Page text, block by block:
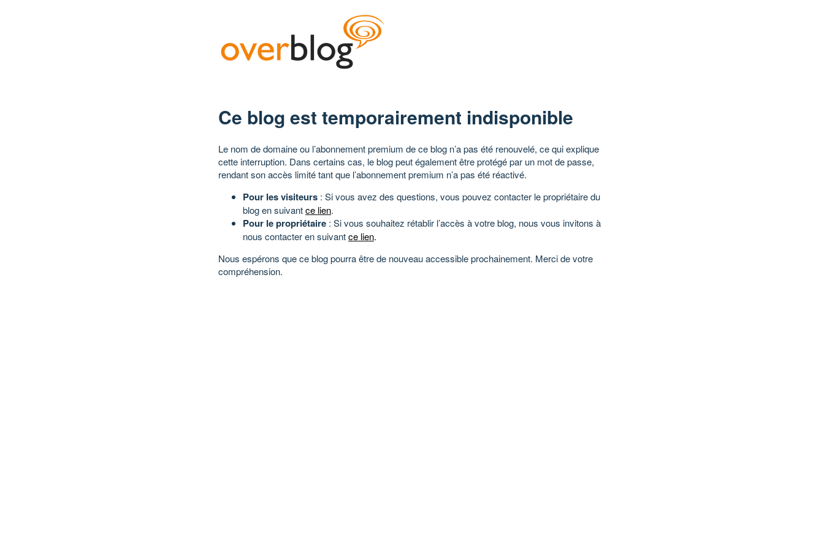
Ce blog est temporairement indisponible
Le nom de domaine ou l’abonnement premium de ce blog n’a pas été renouvelé, ce qui explique
cette interruption. Dans certains cas, le blog peut également être protégé par un mot de passe,
rendant son accès limité tant que l’abonnement premium n’a pas été réactivé.
Pour les visiteurs : Si vous avez des questions, vous pouvez contacter le propriétaire du
blog en suivantce lien.
Pour le propriétaire : Si vous souhaitez rétablir l’accès à votre blog, nous vous invitons à
nous contacter en suivantce lien.
Nous espérons que ce blog pourra être de nouveau accessible prochainement. Merci de votre
compréhension.